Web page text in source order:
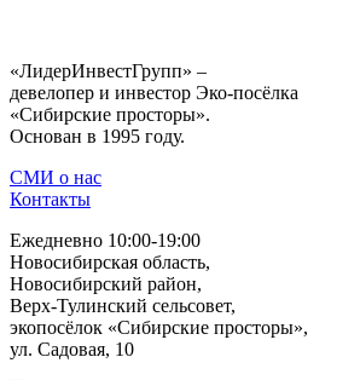
«ЛидерИнвестГрупп» –
девелопер и инвестор Эко-посёлка
«Сибирские просторы».
Основан в 1995 году.
СМИ о нас
Контакты
Ежедневно 10:00-19:00
Новосибирская область,
Новосибирский район,
Верх-Тулинский сельсовет,
экопосёлок «Сибирские просторы»,
ул. Садовая, 10